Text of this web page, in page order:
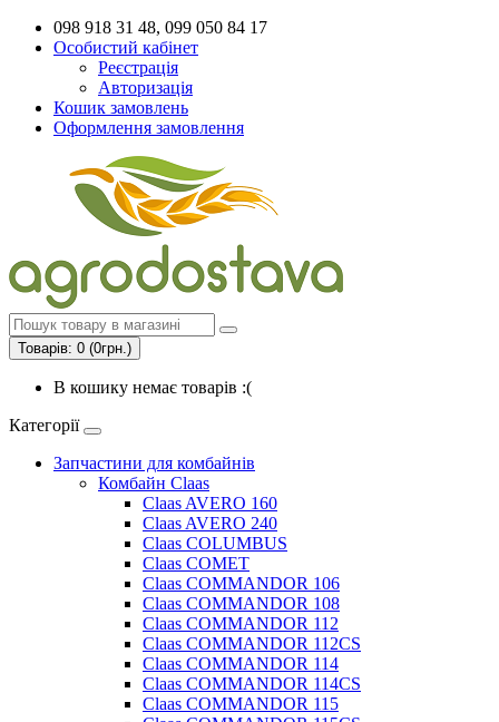
098 918 31 48, 099 050 84 17
Особистий кабінет
Реєстрація
Авторизація
Кошик замовлень
Оформлення замовлення
Товарів: 0 (0грн.)
В кошику немає товарів :(
Категорії
Запчастини для комбайнів
Комбайн Claas
Claas AVERO 160
Claas AVERO 240
Claas COLUMBUS
Claas COMET
Claas COMMANDOR 106
Claas COMMANDOR 108
Claas COMMANDOR 112
Claas COMMANDOR 112CS
Claas COMMANDOR 114
Claas COMMANDOR 114CS
Claas COMMANDOR 115